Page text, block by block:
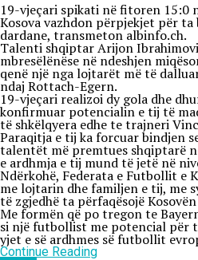
19-vjeçari spikati në fitoren 15:0
Kosova vazhdon përpjekjet për
dardane, transmeton albinfo.ch.
Talenti shqiptar Arijon
mbresëlënëse në ndeshjen
qenë një nga lojtarët më të
ndaj Rottach-Egern.
19-vjeçari realizoi dy gola dhe
konfirmuar potencialin e tij të
të shkëlqyera edhe te trajneri
Paraqitja e tij ka forcuar bindjen
talentët më premtues shqiptarë
e ardhmja e tij mund të jetë në
Ndërkohë, Federata e Futbollit e
me lojtarin dhe familjen e tij, me
të zgjedhë ta përfaqësojë
Me formën që po tregon te
si një futbollist me potencial për
yjet e së ardhmes së futbollit
Continue Reading